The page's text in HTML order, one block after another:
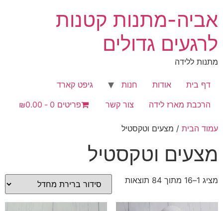
לתוכן
אביה-מתנות קטנות
לרגעים גדולים
מתנות ללידה
דף בית אודות חנות
גיפט קארד
הרכבת מארז לידה
צור קשר פריטים 0 ₪0.00
עמוד הבית / מצעים וטקסטיל
מצעים וטקסטיל
מציג 1–16 מתוך 84 תוצאות